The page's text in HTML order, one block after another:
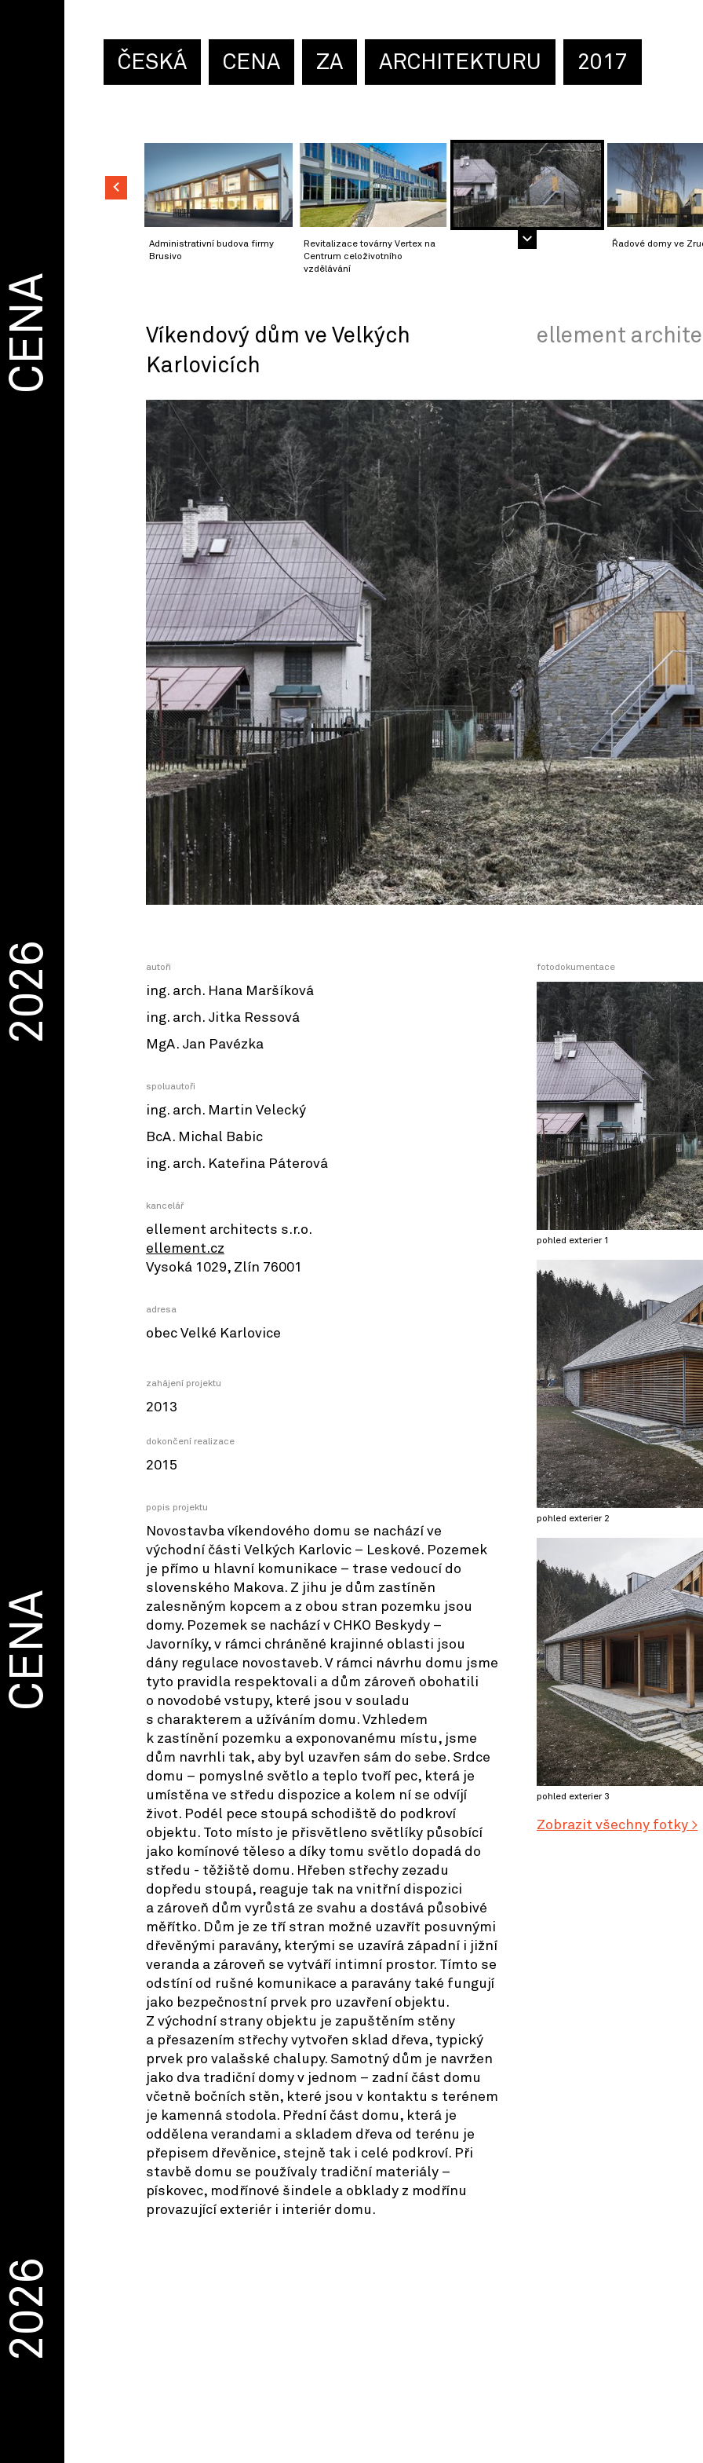
ČESKÁ CENA ZA ARCHITEKTURU 2017
Administrativní budova firmy
Brusivo
Revitalizace továrny Vertex na
Centrum celoživotního
vzdělávání
Řadové domy ve
Víkendový dům ve Velkých
Karlovicích
ellement
autoři
ing. arch. Hana Maršíková
ing. arch. Jitka Ressová
MgA. Jan Pavézka
spoluautoři
ing. arch. Martin Velecký
BcA. Michal Babic
ing. arch. Kateřina Páterová
kancelář
ellement architects s.r.o.
ellement.cz
Vysoká 1029, Zlín 76001
adresa
obec Velké Karlovice
zahájení projektu
2013
dokončení realizace
2015
popis projektu
Novostavba víkendového domu se nachází ve
východní části Velkých Karlovic – Leskové. Pozemek
je přímo u hlavní komunikace – trase vedoucí do
slovenského Makova. Z jihu je dům zastíněn
zalesněným kopcem a z obou stran pozemku jsou
domy. Pozemek se nachází v CHKO Beskydy –
Javorníky, v rámci chráněné krajinné oblasti jsou
dány regulace novostaveb. V rámci návrhu domu jsme
tyto pravidla respektovali a dům zároveň obohatili
o novodobé vstupy, které jsou v souladu
s charakterem a užíváním domu. Vzhledem
k zastínění pozemku a exponovanému místu, jsme
dům navrhli tak, aby byl uzavřen sám do sebe. Srdce
domu – pomyslné světlo a teplo tvoří pec, která je
umístěna ve středu dispozice a kolem ní se odvíjí
život. Podél pece stoupá schodiště do podkroví
objektu. Toto místo je přisvětleno světlíky působící
jako komínové těleso a díky tomu světlo dopadá do
středu - těžiště domu. Hřeben střechy zezadu
dopředu stoupá, reaguje tak na vnitřní dispozici
a zároveň dům vyrůstá ze svahu a dostává působivé
měřítko. Dům je ze tří stran možné uzavřít posuvnými
dřevěnými paravány, kterými se uzavírá západní i jižní
veranda a zároveň se vytváří intimní prostor. Tímto se
odstíní od rušné komunikace a paravány také fungují
jako bezpečnostní prvek pro uzavření objektu.
Z východní strany objektu je zapuštěním stěny
a přesazením střechy vytvořen sklad dřeva, typický
prvek pro valašské chalupy. Samotný dům je navržen
jako dva tradiční domy v jednom – zadní část domu
včetně bočních stěn, které jsou v kontaktu s terénem
je kamenná stodola. Přední část domu, která je
oddělena verandami a skladem dřeva od terénu je
přepisem dřevěnice, stejně tak i celé podkroví. Při
stavbě domu se používaly tradiční materiály –
pískovec, modřínové šindele a obklady z modřínu
provazující exteriér i interiér domu.
fotodokumentace
pohled exterier 1
pohled exterier 2
pohled exterier 3
Zobrazit všechny fotky >
2026
CENA
2026
CENA